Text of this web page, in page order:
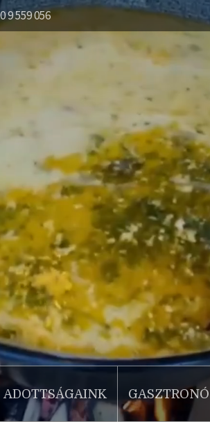
9 559 056
ADOTTSÁGAINK